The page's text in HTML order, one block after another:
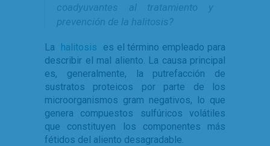
coadyuvantes al tratamiento y
prevención de la halitosis?
La halitosis
es el término empleado para
describir el mal aliento. La causa principal
es, generalmente, la putrefacción de
sustratos proteicos por parte de los
microorganismos gram negativos, lo que
genera compuestos sulfúricos volátiles
que constituyen los componentes más
fétidos del aliento desagradable.